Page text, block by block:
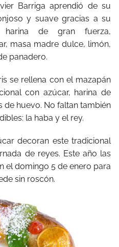
Barriga aprendió de su
y suave gracias a su
harina de gran fuerza,
masa madre dulce, limón,
panadero.
se rellena con el mazapán
con azúcar, harina de
huevo. No faltan también
la haba y el rey.
decoran este tradicional
de reyes. Este año las
el domingo 5 de enero para
sin roscón.